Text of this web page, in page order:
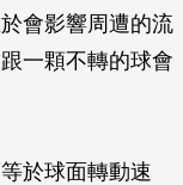
會影響周遭的流
一顆不轉的球會
於球面轉動速